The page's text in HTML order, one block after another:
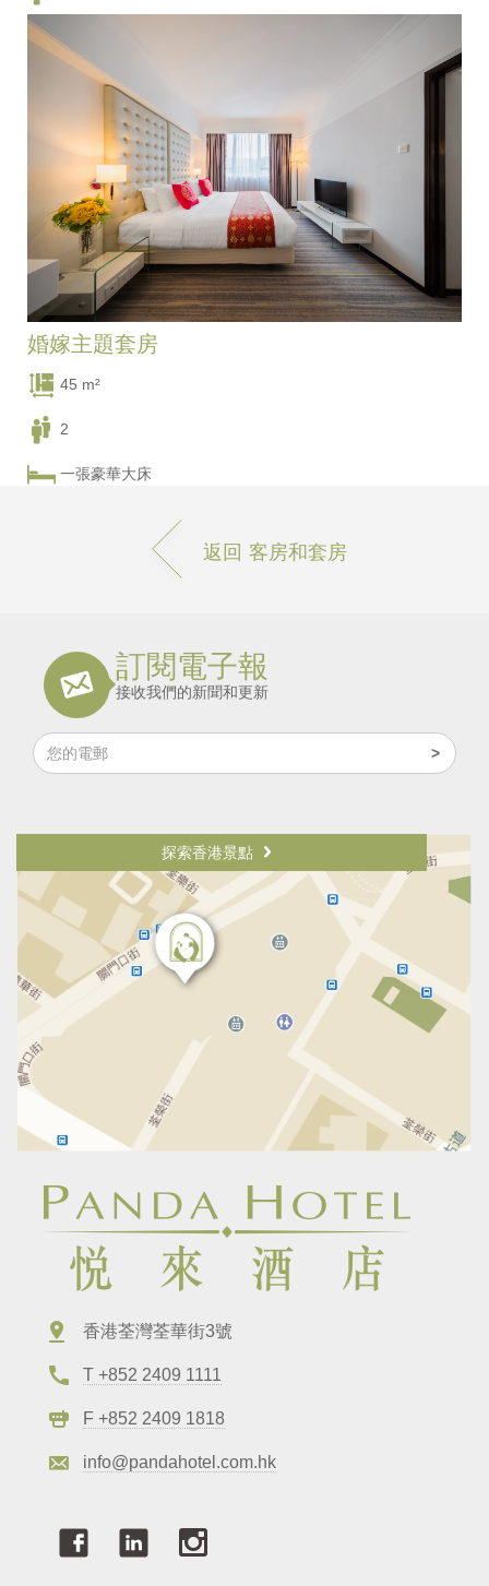
一張豪華大床
婚嫁主題套房
45 m²
2
一張豪華大床
返回 客房和套房
訂閱電子報
接收我們的新聞和更新
探索香港景點
香港荃灣荃華街3號
T +852 2409 1111
F +852 2409 1818
info@pandahotel.com.hk